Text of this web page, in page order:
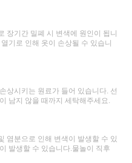
장기간 밀폐 시 변색에 원인이 됩니
기로 인해 옷이 손상될 수 있습니
상시키는 원료가 들어 있습니다. 선
남지 않을 때까지 세탁해주세요.
염분으로 인해 변색이 발생할 수 있
발생할 수 있습니다.물놀이 직후